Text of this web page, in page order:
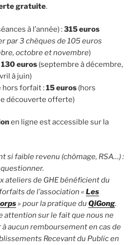
gratuite.
à l’année) :315 euros
par 3 chèques de 105 euros
octobre et novembre)
130 euros (septembre à décembre,
à juin)
hors forfait :15 euros (hors
découverte offerte)
en ligne est accessible sur la
si faible revenu (chômage, RSA…) :
questionner.
ateliers de GHE bénéficient du
de l’association «Les
» pour la pratique du QiGong.
attention sur le fait que nous ne
aucun remboursement en cas de
Recevant du Public en